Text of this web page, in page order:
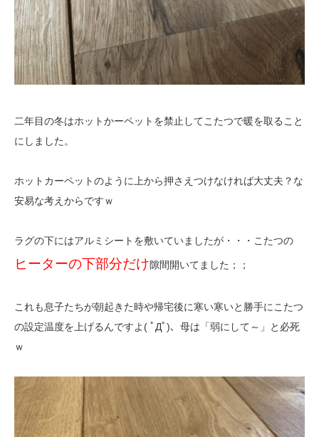
二年目の冬はホットかーペットを禁止してこたつで暖を取ること
にしました。
ホットカーペットのように上から押さえつけなければ大丈夫？な
安易な考えからですｗ
ラグの下にはアルミシートを敷いていましたが・・・こたつの
ヒーターの下部分だけ隙間開いてました；；
これも息子たちが朝起きた時や帰宅後に寒い寒いと勝手にこたつ
の設定温度を上げるんですよ( ﾟДﾟ)、母は「弱にして～」と必死
ｗ